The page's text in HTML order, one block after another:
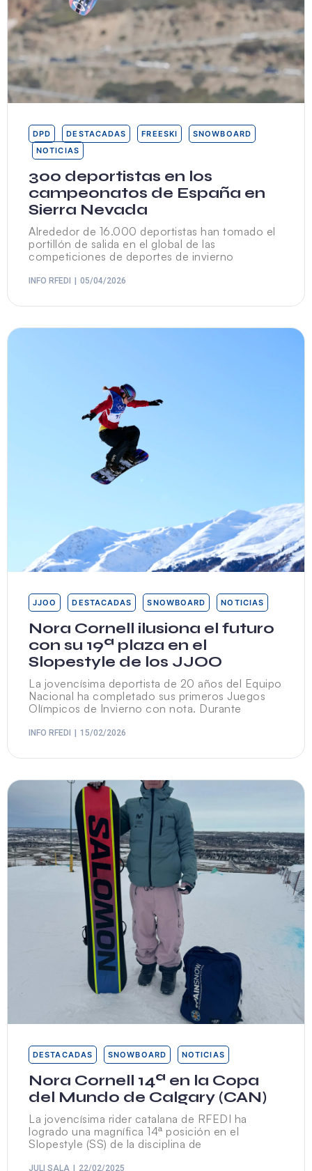
DPD DESTACADAS FREESKI
SNOWBOARD
NOTICIAS
300 deportistas en los
campeonatos de España en
Sierra Nevada
Alrededor de 16.000 deportistas han tomado el
portillón de salida en el global de las
competiciones de deportes de invierno
INFO RFEDI 05/04/2026
JJOO DESTACADAS SNOWBOARD NOTICIAS
Nora Cornell ilusiona el futuro
con su 19ª plaza en el
Slopestyle de los JJOO
La jovencísima deportista de 20 años del Equipo
Nacional ha completado sus primeros Juegos
Olímpicos de Invierno con nota. Durante
INFO RFEDI 15/02/2026
DESTACADAS SNOWBOARD NOTICIAS
Nora Cornell 14ª en la Copa
del Mundo de Calgary (CAN)
La jovencísima rider catalana de RFEDI ha
logrado una magnífica 14ª posición en el
Slopestyle (SS) de la disciplina de
JULI SALA 22/02/2025